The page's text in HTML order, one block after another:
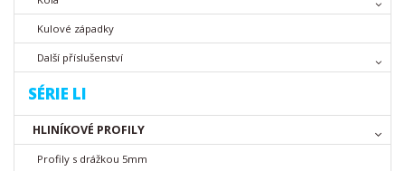
Kulové západky
Další příslušenství
SÉRIE LI
HLINÍKOVÉ PROFILY
Profily s drážkou 5mm